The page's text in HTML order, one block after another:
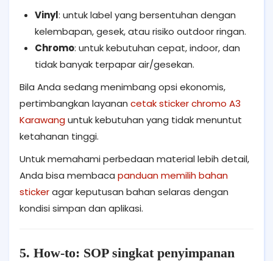
Vinyl: untuk label yang bersentuhan dengan
kelembapan, gesek, atau risiko outdoor ringan.
Chromo: untuk kebutuhan cepat, indoor, dan
tidak banyak terpapar air/gesekan.
Bila Anda sedang menimbang opsi ekonomis,
pertimbangkan layanan cetak sticker chromo A3
Karawanguntuk kebutuhan yang tidak menuntut
ketahanan tinggi.
Untuk memahami perbedaan material lebih detail,
Anda bisa membaca panduan memilih bahan
stickeragar keputusan bahan selaras dengan
kondisi simpan dan aplikasi.
5. How-to: SOP singkat penyimpanan